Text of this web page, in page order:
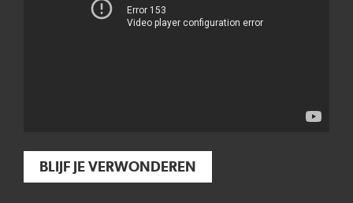
BLIJF JE VERWONDEREN